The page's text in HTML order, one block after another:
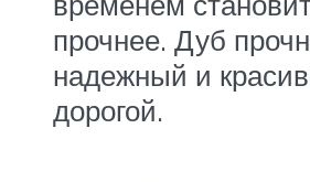
прочнее. Дуб
надежный и
дорогой.